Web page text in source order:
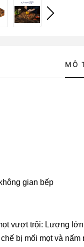
MÔ
gian bếp
vượt trội: Lượng
bị mối mọt và